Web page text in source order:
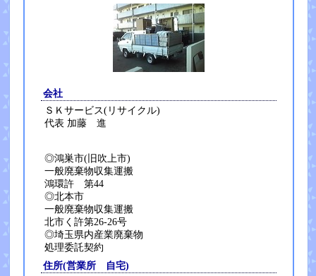
会社
ＳＫサービス(リサイクル)
代表 加藤 進
◎鴻巣市(旧吹上市)
一般廃棄物収集運搬
鴻環許 第44
◎北本市
一般廃棄物収集運搬
北市く許第26-26号
◎埼玉県内産業廃棄物
処理委託契約
住所(営業所 自宅)